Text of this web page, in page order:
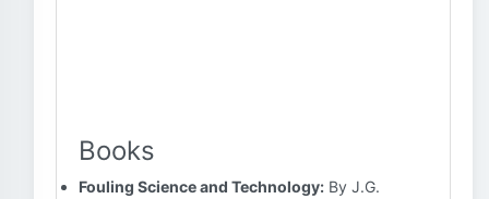
Books
Fouling Science and Technology: By J.G.